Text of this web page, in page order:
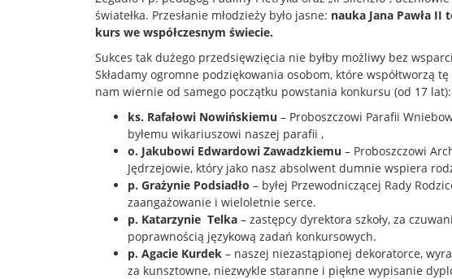
światełka. Przesłanie młodzieży było jasne: nauka Jana Pawła
kurs we współczesnym świecie.
Sukces tak dużego przedsięwzięcia nie byłby możliwy bez
Składamy ogromne podziękowania osobom, które współtworzą
nam wiernie od samego początku powstania konkursu (od 17 lat):
ks. Rafałowi Nowińskiemu – Proboszczowi Parafii
byłemu wikariuszowi naszej parafii ,
o. Jakubowi Edwardowi Zawadzkiemu – Proboszczowi
Jędrzejowie, który jako nasz absolwent dumnie wspiera
p. Grażynie Podsiadło – byłej Przewodniczącej Rady
zaangażowanie i wieloletnie serce.
p. Katarzynie Telka – zastępcy dyrektora szkoły, za
poprawnością językową zadań konkursowych.
p. Agacie Kurdek – naszej niezastąpionej dekoratorce,
za kunsztowne, niezwykle staranne i piękne wypisanie